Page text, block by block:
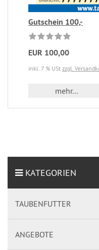
Gutschein 100,-
EUR 100,00
inkl. 7 % USt zzgl.
mehr...
KATEGORIEN
TAUBENFUTTER
ANGEBOTE